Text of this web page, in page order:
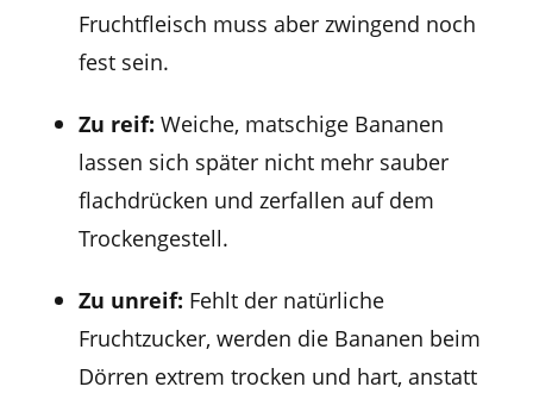
Fruchtfleisch muss aber zwingend noch
fest sein.
Zu reif: Weiche, matschige Bananen
lassen sich später nicht mehr sauber
flachdrücken und zerfallen auf dem
Trockengestell.
Zu unreif: Fehlt der natürliche
Fruchtzucker, werden die Bananen beim
Dörren extrem trocken und hart, anstatt